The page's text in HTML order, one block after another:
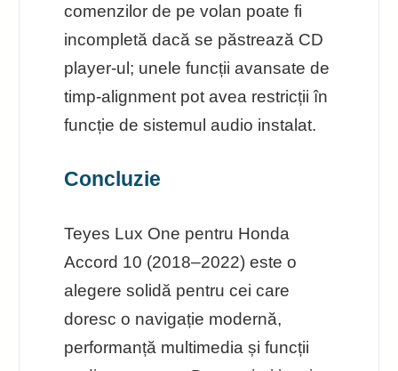
comenzilor de pe volan poate fi
incompletă dacă se păstrează CD
player-ul; unele funcții avansate de
timp-alignment pot avea restricții în
funcție de sistemul audio instalat.
Concluzie
Teyes Lux One pentru Honda
Accord 10 (2018–2022) este o
alegere solidă pentru cei care
doresc o navigație modernă,
performanță multimedia și funcții